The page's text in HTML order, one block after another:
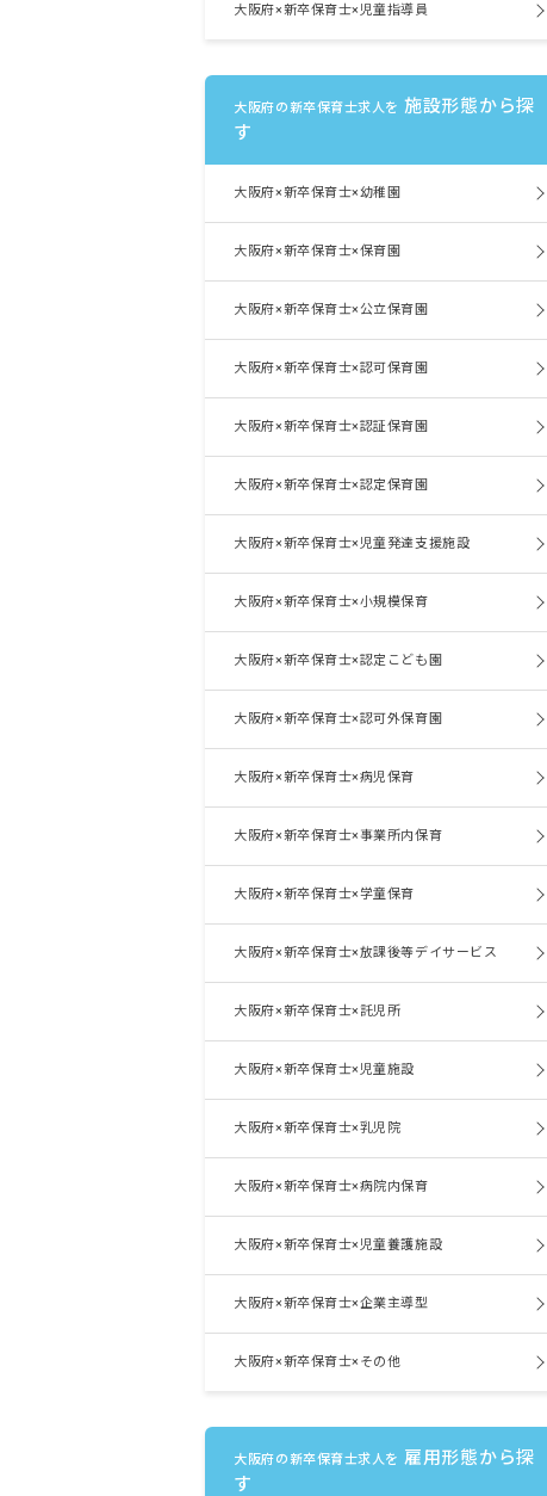
大阪府×新卒保育士×児童指導員
大阪府の新卒保育士求人を 施設形態から探
す
大阪府×新卒保育士×幼稚園
大阪府×新卒保育士×保育園
大阪府×新卒保育士×公立保育園
大阪府×新卒保育士×認可保育園
大阪府×新卒保育士×認証保育園
大阪府×新卒保育士×認定保育園
大阪府×新卒保育士×児童発達支援施設
大阪府×新卒保育士×小規模保育
大阪府×新卒保育士×認定こども園
大阪府×新卒保育士×認可外保育園
大阪府×新卒保育士×病児保育
大阪府×新卒保育士×事業所内保育
大阪府×新卒保育士×学童保育
大阪府×新卒保育士×放課後等デイサービス
大阪府×新卒保育士×託児所
大阪府×新卒保育士×児童施設
大阪府×新卒保育士×乳児院
大阪府×新卒保育士×病院内保育
大阪府×新卒保育士×児童養護施設
大阪府×新卒保育士×企業主導型
大阪府×新卒保育士×その他
大阪府の新卒保育士求人を 雇用形態から探
す